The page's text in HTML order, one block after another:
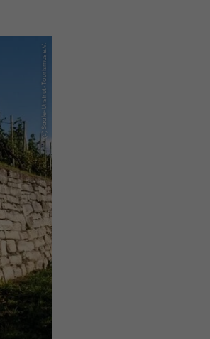
(c) Saale-Unstrut-Tourismus e.V.